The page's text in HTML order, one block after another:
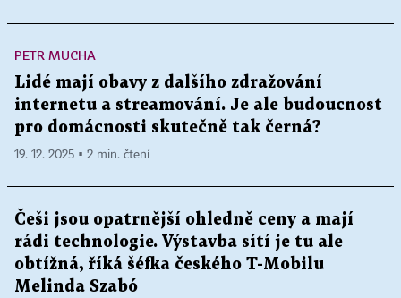
PETR MUCHA
Lidé mají obavy z dalšího zdražování
internetu a streamování. Je ale budoucnost
pro domácnosti skutečně tak černá?
19. 12. 2025 ▪ 2 min. čtení
Češi jsou opatrnější ohledně ceny a mají
rádi technologie. Výstavba sítí je tu ale
obtížná, říká šéfka českého T-Mobilu
Melinda Szabó